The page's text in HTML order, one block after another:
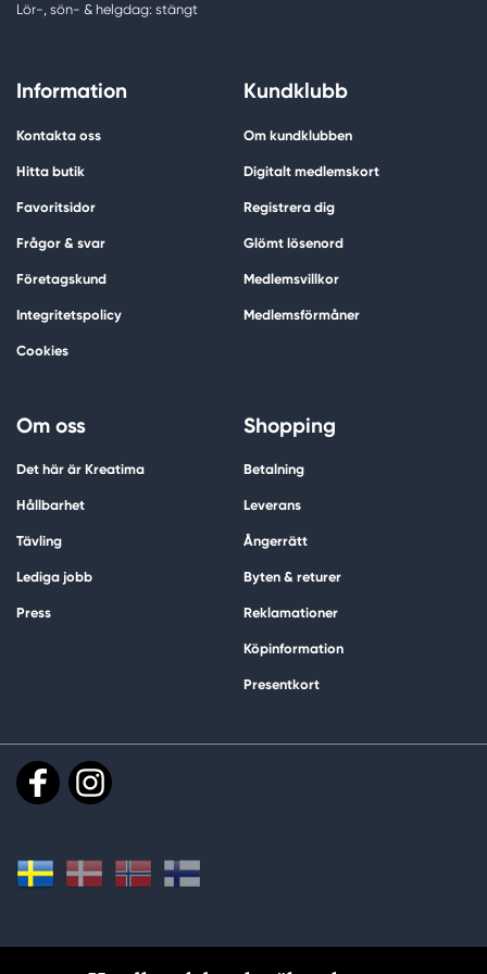
Lör-, sön- & helgdag: stängt
Information
Kontakta oss
Hitta butik
Favoritsidor
Frågor & svar
Företagskund
Integritetspolicy
Cookies
Kundklubb
Om kundklubben
Digitalt medlemskort
Registrera dig
Glömt lösenord
Medlemsvillkor
Medlemsförmåner
Om oss
Det här är Kreatima
Hållbarhet
Tävling
Lediga jobb
Press
Shopping
Betalning
Leverans
Ångerrätt
Byten & returer
Reklamationer
Köpinformation
Presentkort